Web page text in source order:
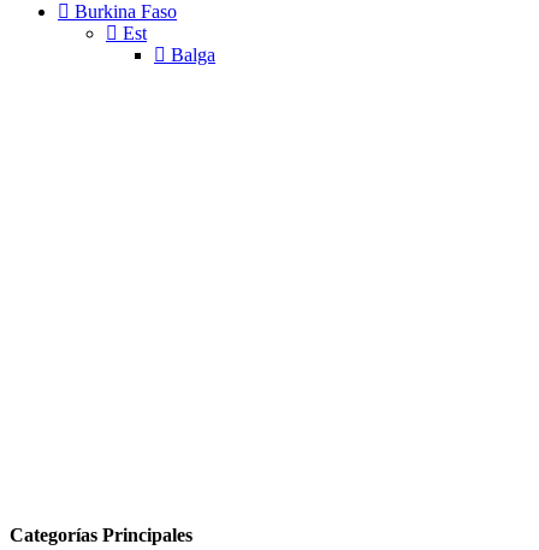
Burkina Faso
Est
Balga
Categorías Principales